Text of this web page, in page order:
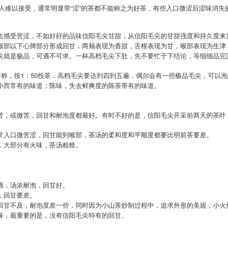
难以接受，通常明显带“涩”的茶都不能称之为好茶，有些入口微涩后涩味消失
受苦涩，不如好好的品味信阳毛尖甘甜，从信阳毛尖的甘甜强度和持久
以下心脾部分形成回甘，两颊表现为香甜，舌根表现为甘，喉部表现为生
是极品，可遇不可求。一杯高档毛尖下肚，先不要忙于下结论，等细细品完
，按1：50投茶，高档毛尖要达到四到五遍，偶尔会有一些极品毛尖，可以泡
常有的味道；陈味，失去鲜爽度的陈茶带有的味道。
或微苦，回甘和耐泡度都最好。有时不好的是，信阳毛尖开采前两天的茶
口微苦涩，回甘能到喉部，茶汤的柔和度和平顺度都要比明前茶要差。
部分有火味，茶汤粗糙。
汤浓耐泡，回甘好。
甘要差。
不及，耐泡度差一些，同时因为小山茶炒制过程中，追求外形的美观，小火
最重要的是，没有信阳毛尖特有的回甘。